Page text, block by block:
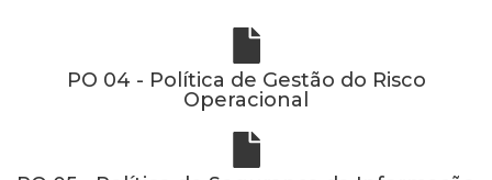
PO 04 - Política de Gestão do Risco
Operacional